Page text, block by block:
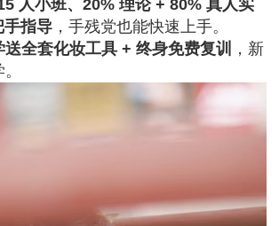
人小班、20% 理论 + 80% 真人实
手指导 ，手残党也能快速上手。
送全套化妆工具 + 终身免费复训
，新